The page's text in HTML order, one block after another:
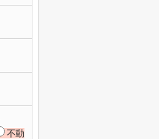
不動